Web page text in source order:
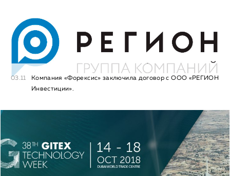
03.11
Компания «Форексис» заключила договор с ООО «РЕГИОН
Инвестиции».